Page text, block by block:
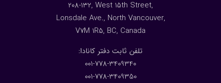
208-132, West 15th Street,
Lonsdale Ave., North Vancouver,
V7M 1R5, BC, Canada
:تلفن ثابت دفتر کانادا
001-778-3409340
001-778-3409350